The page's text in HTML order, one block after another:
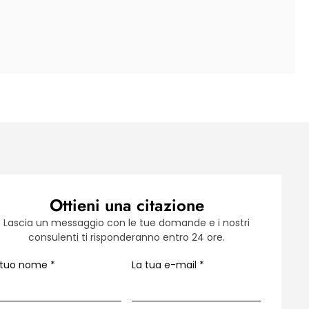
Ottieni una citazione
Lascia un messaggio con le tue domande e i nostri
consulenti ti risponderanno entro 24 ore.
nome * La tua e-mail *